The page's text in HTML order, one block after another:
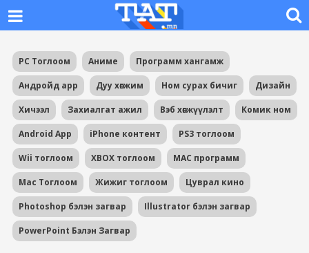
PC Тоглоом Аниме Программ хангамж
Андройд app Дуу хөгжим Ном сурах бичиг Дизайн
Хичээл Захиалгат ажил Вэб хөгжүүлэлт Комик ном
Android App iPhone контент PS3 тоглоом
Wii тоглоом XBOX тоглоом MAC программ
Mac Тоглоом Жижиг тоглоом Цуврал кино
Photoshop бэлэн загвар Illustrator бэлэн загвар
PowerPoint Бэлэн Загвар